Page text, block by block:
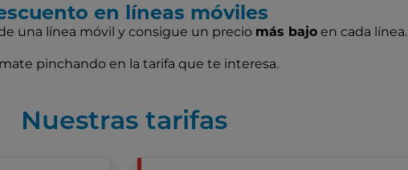
en líneas móviles
una línea móvil y consigue un precio más bajoen cada línea.
pinchando en la tarifa que te interesa.
Nuestras tarifas